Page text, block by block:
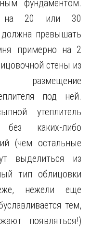
фундаментом.
на 20 или 30
превышать
примерно на 2
стены из
размещение
под ней.
утеплитель
каких-либо
(чем остальные
выделиться из
тип облицовки
нежели еще
тем,
появляться!)